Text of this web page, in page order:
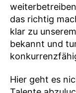
das richtig
klar zu
bekannt und
Hier geht es